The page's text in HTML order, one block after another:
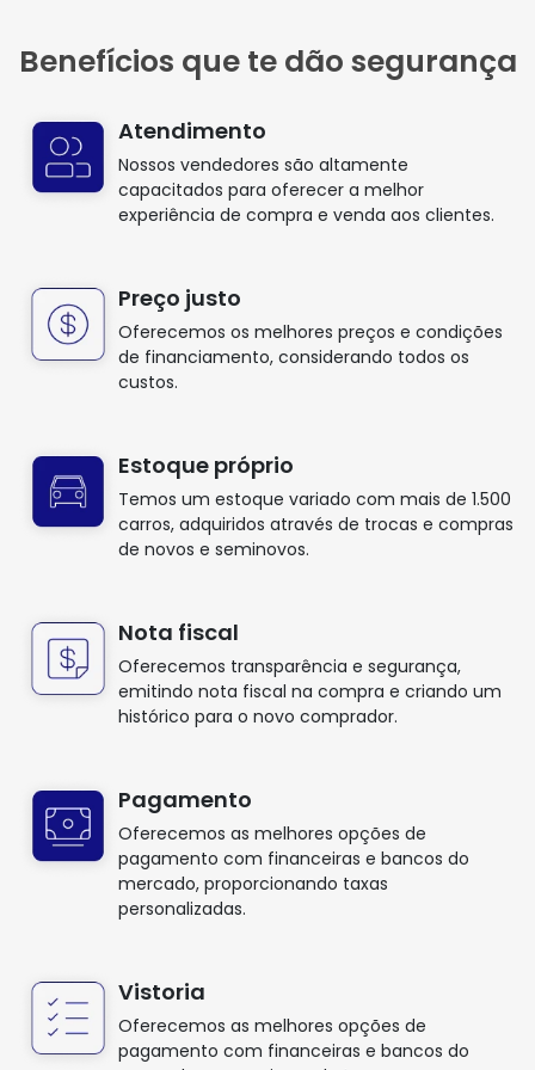
Benefícios que te dão segurança
Atendimento
Nossos vendedores são altamente
capacitados para oferecer a melhor
experiência de compra e venda aos clientes.
Preço justo
Oferecemos os melhores preços e condições
de financiamento, considerando todos os
custos.
Estoque próprio
Temos um estoque variado com mais de 1.500
carros, adquiridos através de trocas e compras
de novos e seminovos.
Nota fiscal
Oferecemos transparência e segurança,
emitindo nota fiscal na compra e criando um
histórico para o novo comprador.
Pagamento
Oferecemos as melhores opções de
pagamento com financeiras e bancos do
mercado, proporcionando taxas
personalizadas.
Vistoria
Oferecemos as melhores opções de
pagamento com financeiras e bancos do